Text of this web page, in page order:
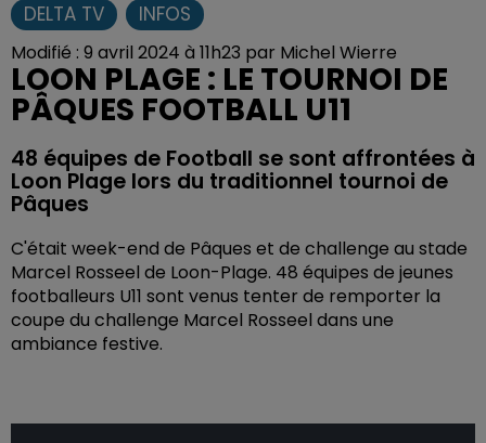
DELTA TV INFOS
Modifié : 9 avril 2024 à 11h23 par Michel Wierre
LOON PLAGE : LE TOURNOI DE
PÂQUES FOOTBALL U11
48 équipes de Football se sont affrontées à
Loon Plage lors du traditionnel tournoi de
Pâques
C'était week-end de Pâques et de challenge au stade
Marcel Rosseel de Loon-Plage. 48 équipes de jeunes
footballeurs U11 sont venus tenter de remporter la
coupe du challenge Marcel Rosseel dans une
ambiance festive.